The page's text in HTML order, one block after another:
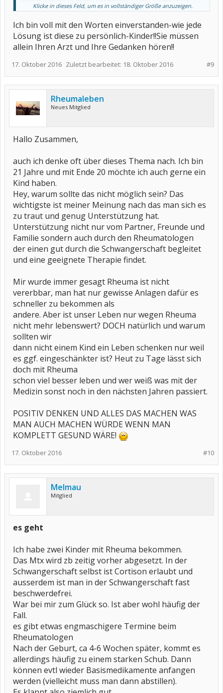
gefühlt jetzt mal ein Zeitfenster von mindestens 20 Jahren geben,
dann muss Dein Partner ja auch mit entscheiden.
Bis dahin kann noch viel passieren.
Für michganz persönlichmuss ich sagen, dass ich mich mit dem
Wissen von heute wohl eher gegen ein Kind entschieden hätte, da
Autoimmunerkrankungen zeigt. Wir haben das nur nicht früher
entschieden - da gibt's kein Richtig oder Falsch, da gilt es nur, wenn
die Zeit für einen Kinderwunsch da ist, den richtigen Facharzt / die
richtige Fachärztin zu finden.
Liebe Grüße
Klicke in dieses Feld, um es in vollständiger Größe anzuzeigen.
Ich bin voll mit den Worten einverstanden-wie jede
Lösung ist diese zu persönlich-Kinder!!Sie müssen
allein Ihren Arzt und Ihre Gedanken hören!!
#9
17. Oktober 2016 Zuletzt bearbeitet: 18. Oktober 2016
Rheumaleben
Neues Mitglied
Hallo Zusammen,
auch ich denke oft über dieses Thema nach. Ich bin
21 Jahre und mit Ende 20 möchte ich auch gerne ein
Kind haben.
Hey, warum sollte das nicht möglich sein? Das
wichtigste ist meiner Meinung nach das man sich es
zu traut und genug Unterstützung hat.
Unterstützung nicht nur vom Partner, Freunde und
Familie sondern auch durch den Rheumatologen
der einen gut durch die Schwangerschaft begleitet
und eine geeignete Therapie findet.
Mir wurde immer gesagt Rheuma ist nicht
vererbbar, man hat nur gewisse Anlagen dafür es
schneller zu bekommen als
andere. Aber ist unser Leben nur wegen Rheuma
nicht mehr lebenswert? DOCH natürlich und warum
sollten wir
dann nicht einem Kind ein Leben schenken nur weil
es ggf. eingeschänkter ist? Heut zu Tage lässt sich
doch mit Rheuma
schon viel besser leben und wer weiß was mit der
Medizin sonst noch in den nächsten Jahren passiert.
POSITIV DENKEN UND ALLES DAS MACHEN WAS
MAN AUCH MACHEN WÜRDE WENN MAN
KOMPLETT GESUND WÄRE!
#10
17. Oktober 2016
Melmau
Mitglied
es geht
Ich habe zwei Kinder mit Rheuma bekommen.
Das Mtx wird zb zeitig vorher abgesetzt. In der
Schwangerschaft selbst ist Cortison erlaubt und
ausserdem ist man in der Schwangerschaft fast
beschwerdefrei.
War bei mir zum Glück so. Ist aber wohl häufig der
Fall.
es gibt etwas engmaschigere Termine beim
Rheumatologen
Nach der Geburt, ca 4-6 Wochen später, kommt es
allerdings häufig zu einem starken Schub. Dann
können evtl wieder Basismedikamente anfangen
werden (vielleicht muss man dann abstillen).